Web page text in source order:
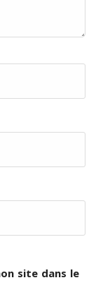
site dans le